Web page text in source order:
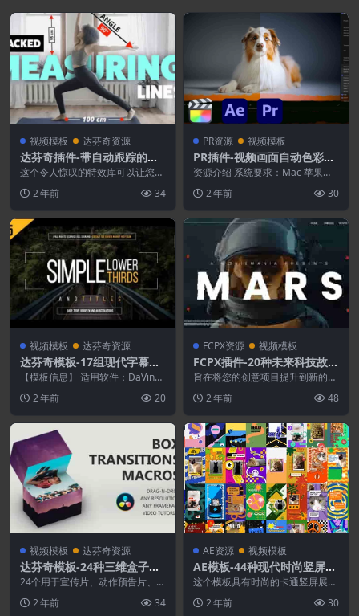
视频模板 达芬奇资源
达芬奇插件-带自动跟踪的线
条标注距离测量动画工具预设
这个令人惊叹的特效库可以让您轻
个对象之间的距离。只...
2 年前 34
PR资源 视频模板
PR插件-视频画面自动色彩色
温白平衡调色工具 Auto Bal
ancer
资源介绍 系统要求：Mac 苹果系
容：支持Int...
2 年前 30
视频模板 达芬奇资源
达芬奇模板-17组现代字幕条
标题排版动画 Gold Simple
Lower Thirds
【模板信息】 适用软件：DaVinci
免...2 年前 20
FCPX资源 视频模板
FCPX插件-20种未来科技故障
干扰闪烁图文文字标题动画
旨在将您的创意项目提升到新的视
主义游戏，让您的观...
2 年前 48
视频模板 达芬奇资源
达芬奇模板-24种三维盒子翻
转过渡转场动画 Box Transit
ions
24个用于宣传片、动作预告片、体
用，只需拖放即可调整...
2 年前 34
AE资源 视频模板
AE模板-44种现代时尚竖屏卡
通图形宣传包装动画
这个模板具有时尚的卡通竖屏展
您可以编辑文本占位符...
2 年前 30